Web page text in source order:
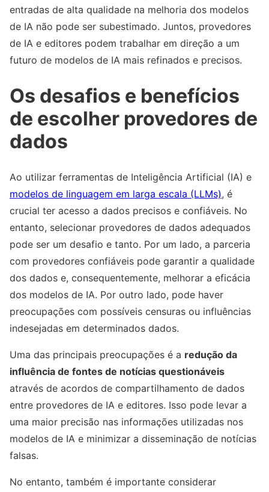
entradas de alta qualidade na melhoria dos modelos
de IA não pode ser subestimado. Juntos, provedores
de IA e editores podem trabalhar em direção a um
futuro de modelos de IA mais refinados e precisos.
Os desafios e benefícios
de escolher provedores de
dados
Ao utilizar ferramentas de Inteligência Artificial (IA) e
modelos de linguagem em larga escala (LLMs), é
crucial ter acesso a dados precisos e confiáveis. No
entanto, selecionar provedores de dados adequados
pode ser um desafio e tanto. Por um lado, a parceria
com provedores confiáveis pode garantir a qualidade
dos dados e, consequentemente, melhorar a eficácia
dos modelos de IA. Por outro lado, pode haver
preocupações com possíveis censuras ou influências
indesejadas em determinados dados.
Uma das principais preocupações é a redução da
influência de fontes de notícias questionáveis
através de acordos de compartilhamento de dados
entre provedores de IA e editores. Isso pode levar a
uma maior precisão nas informações utilizadas nos
modelos de IA e minimizar a disseminação de notícias
falsas.
No entanto, também é importante considerar